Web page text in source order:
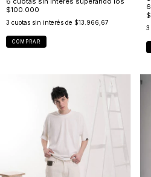
3 cuotas sin interés de $13.966,67
COMPRAR
3